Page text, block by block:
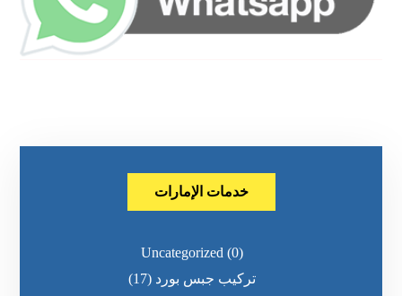
خدمات الإمارات
Uncategorized (0)
تركيب جبس بورد (17)